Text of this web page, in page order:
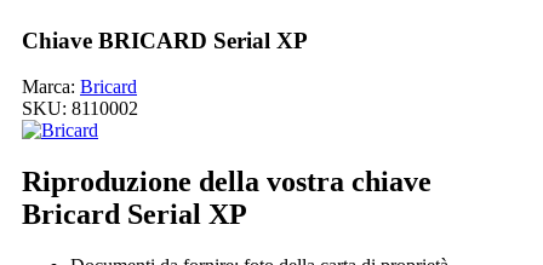
Chiave BRICARD Serial XP
Marca: Bricard
SKU: 8110002
Riproduzione della vostra chiave
Bricard Serial XP